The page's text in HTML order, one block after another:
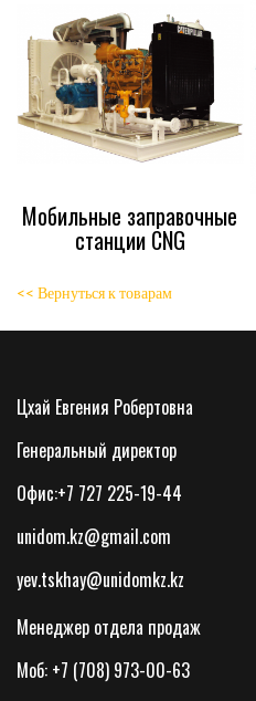
Мобильные заправочные
станции CNG
<< Вернуться к товарам
Цхай Евгения Робертовна
Генеральный директор
Офис:+7 727 225-19-44
unidom.kz@gmail.com
yev.tskhay@unidomkz.kz
Менеджер отдела продаж
Моб: +7 (708) 973-00-63